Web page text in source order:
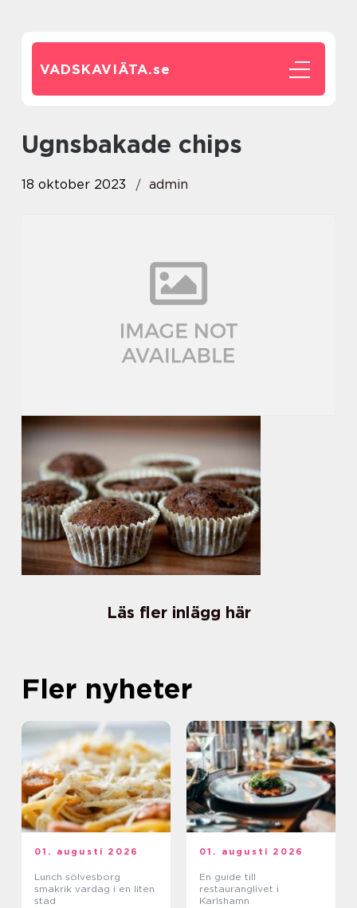
VADSKAVIÄTA.se
ugnsbakade chips
18 oktober 2023 admin
Läs fler inlägg här
Fler nyheter
01. augusti 2026
Lunch sölvesborg
smakrik vardag i en liten
stad
01. augusti 2026
En guide till
restauranglivet i
Karlshamn